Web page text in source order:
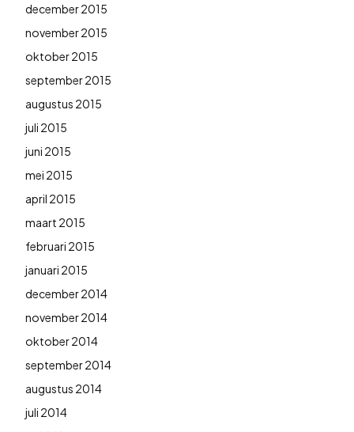
december 2015
november 2015
oktober 2015
september 2015
augustus 2015
juli 2015
juni 2015
mei 2015
april 2015
maart 2015
februari 2015
januari 2015
december 2014
november 2014
oktober 2014
september 2014
augustus 2014
juli 2014